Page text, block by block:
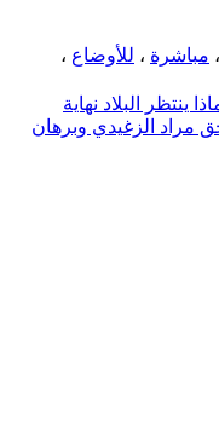
، مباشرة ، للأوضاع ،
البلاد نهاية
في حق مراد الزغيدي وبرهان